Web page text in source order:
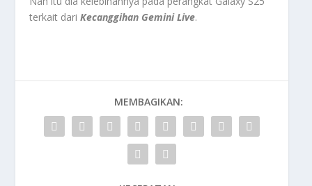
terkait dariKecanggihan Gemini Live.
MEMBAGIKAN: